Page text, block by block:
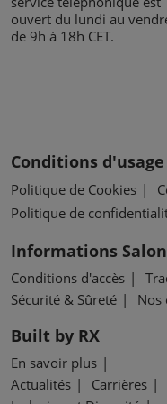
ouvert du lundi au
de 9h à 18h CET.
Conditions d'usage
Politique de Cookies
Politique de
Informations Salon
Conditions d'accès
Sécurité & Sûreté
Nos
Built by RX
En savoir plus
Actualités
Carrières